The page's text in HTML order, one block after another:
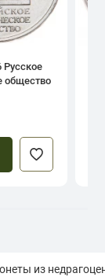
Русское
общество
из